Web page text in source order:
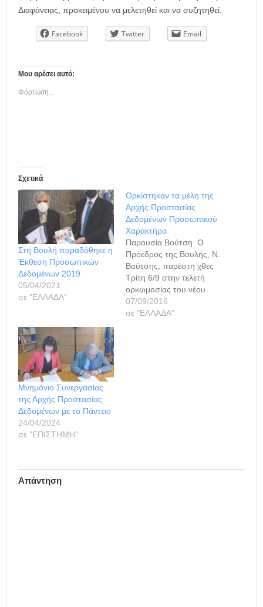
Διαφάνειας, προκειμένου να μελετηθεί και να συζητηθεί.
Facebook Twitter Email
Μου αρέσει αυτό:
Φόρτωση...
Σχετικά
Στη Βουλή παραδόθηκε η
Έκθεση Προσωπικών
Δεδομένων 2019
05/04/2021
σε "ΕΛΛΑΔΑ"
Ορκίστηκαν τα μέλη της
Αρχής Προστασίας
Δεδομένων Προσωπικού
Χαρακτήρα
Παρουσία Βούτση Ο
Πρόεδρος της Βουλής, Ν.
Βούτσης, παρέστη χθες
Τρίτη 6/9 στην τελετή
ορκωμοσίας του νέου
προέδρου και των μελών
της Αρχής Προστασίας
07/09/2016
σε "ΕΛΛΑΔΑ"
Μνημόνιο Συνεργασίας
της Αρχής Προστασίας
Δεδομένων με το Πάντειο
24/04/2024
σε "ΕΠΙΣΤΗΜΗ"
Απάντηση